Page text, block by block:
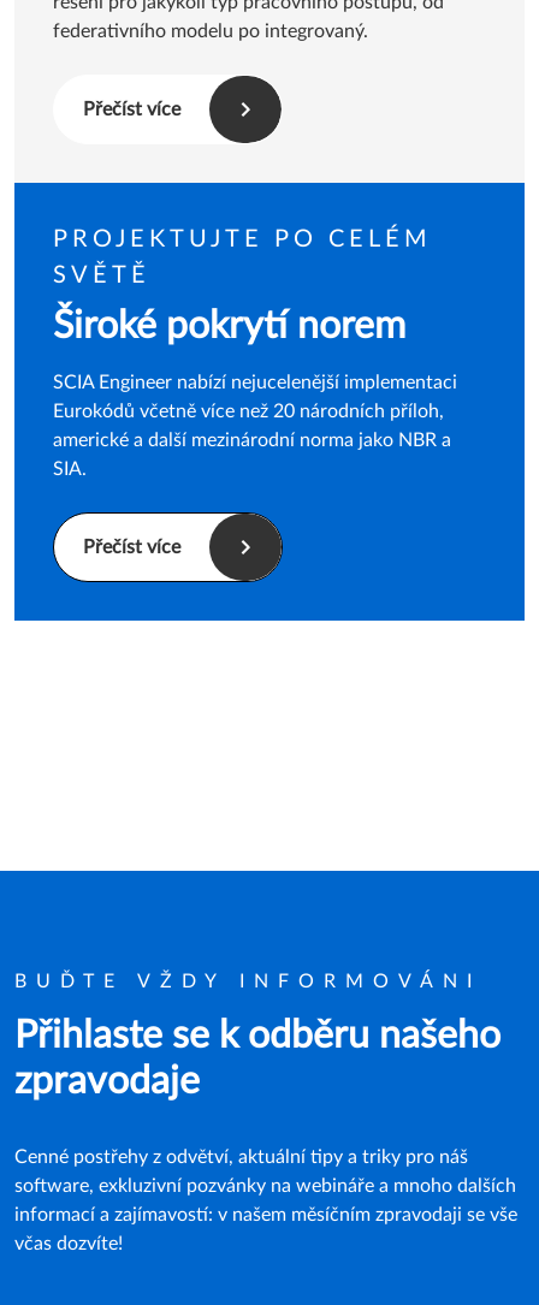
federativního modelu po integrovaný.
Přečíst více
PROJEKTUJTE PO CELÉM
SVĚTĚ
Široké pokrytí norem
SCIA Engineer nabízí nejucelenější implementaci
Eurokódů včetně více než 20 národních příloh,
americké a další mezinárodní norma jako NBR a
SIA.
Přečíst více
BUĎTE VŽDY INFORMOVÁNI
Přihlaste se k odběru našeho
zpravodaje
Cenné postřehy z odvětví, aktuální tipy a triky pro náš
software, exkluzivní pozvánky na webináře a mnoho dalších
informací a zajímavostí: v našem měsíčním zpravodaji se vše
včas dozvíte!